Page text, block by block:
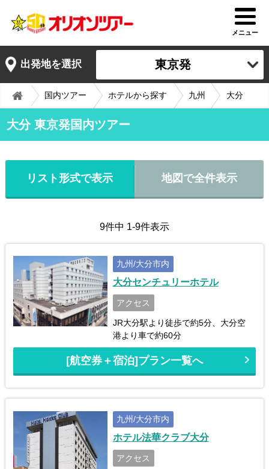
メニュー
出発地を選択 東京発
国内ツアー ホテルから探す 九州 大分
大分 東京発国内ツアー
リスト形式で表示 地図で全件表示
9件中 1-9件表示
九州/大分市内
大分センチュリーホテル
アクセス
JR大分駅より徒歩で約5分、大分空
港より車で約60分
[航空券＋宿泊]プラン一覧へ
九州/大分市内
ホテル法華クラブ大分
アクセス